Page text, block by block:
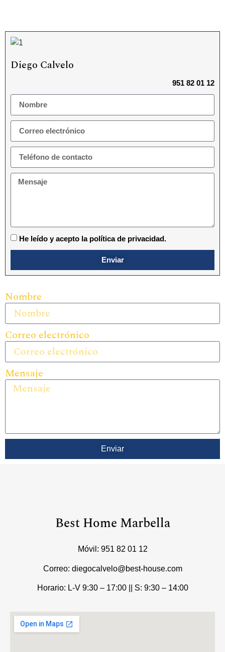
Diego Calvelo
951 82 01 12
He leído y acepto la política de privacidad.
Enviar
Nombre
Correo electrónico
Mensaje
Enviar
Best Home Marbella
Móvil: 951 82 01 12
Correo: diegocalvelo@best-house.com
Horario: L-V 9:30 – 17:00 || S: 9:30 – 14:00